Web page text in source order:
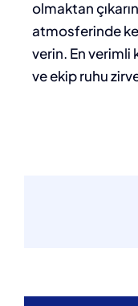
olmaktan
atmosferinde
verin. En verimli
ve ekip ruhu